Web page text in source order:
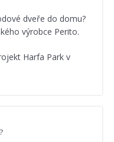
dveře do domu?
výrobce Perito.
Harfa Park v